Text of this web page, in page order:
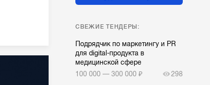
СВЕЖИЕ ТЕНДЕРЫ:
Подрядчик по маркетингу и PR
для digital-продукта в
медицинской сфере
100 000 — 300 000 ₽
298